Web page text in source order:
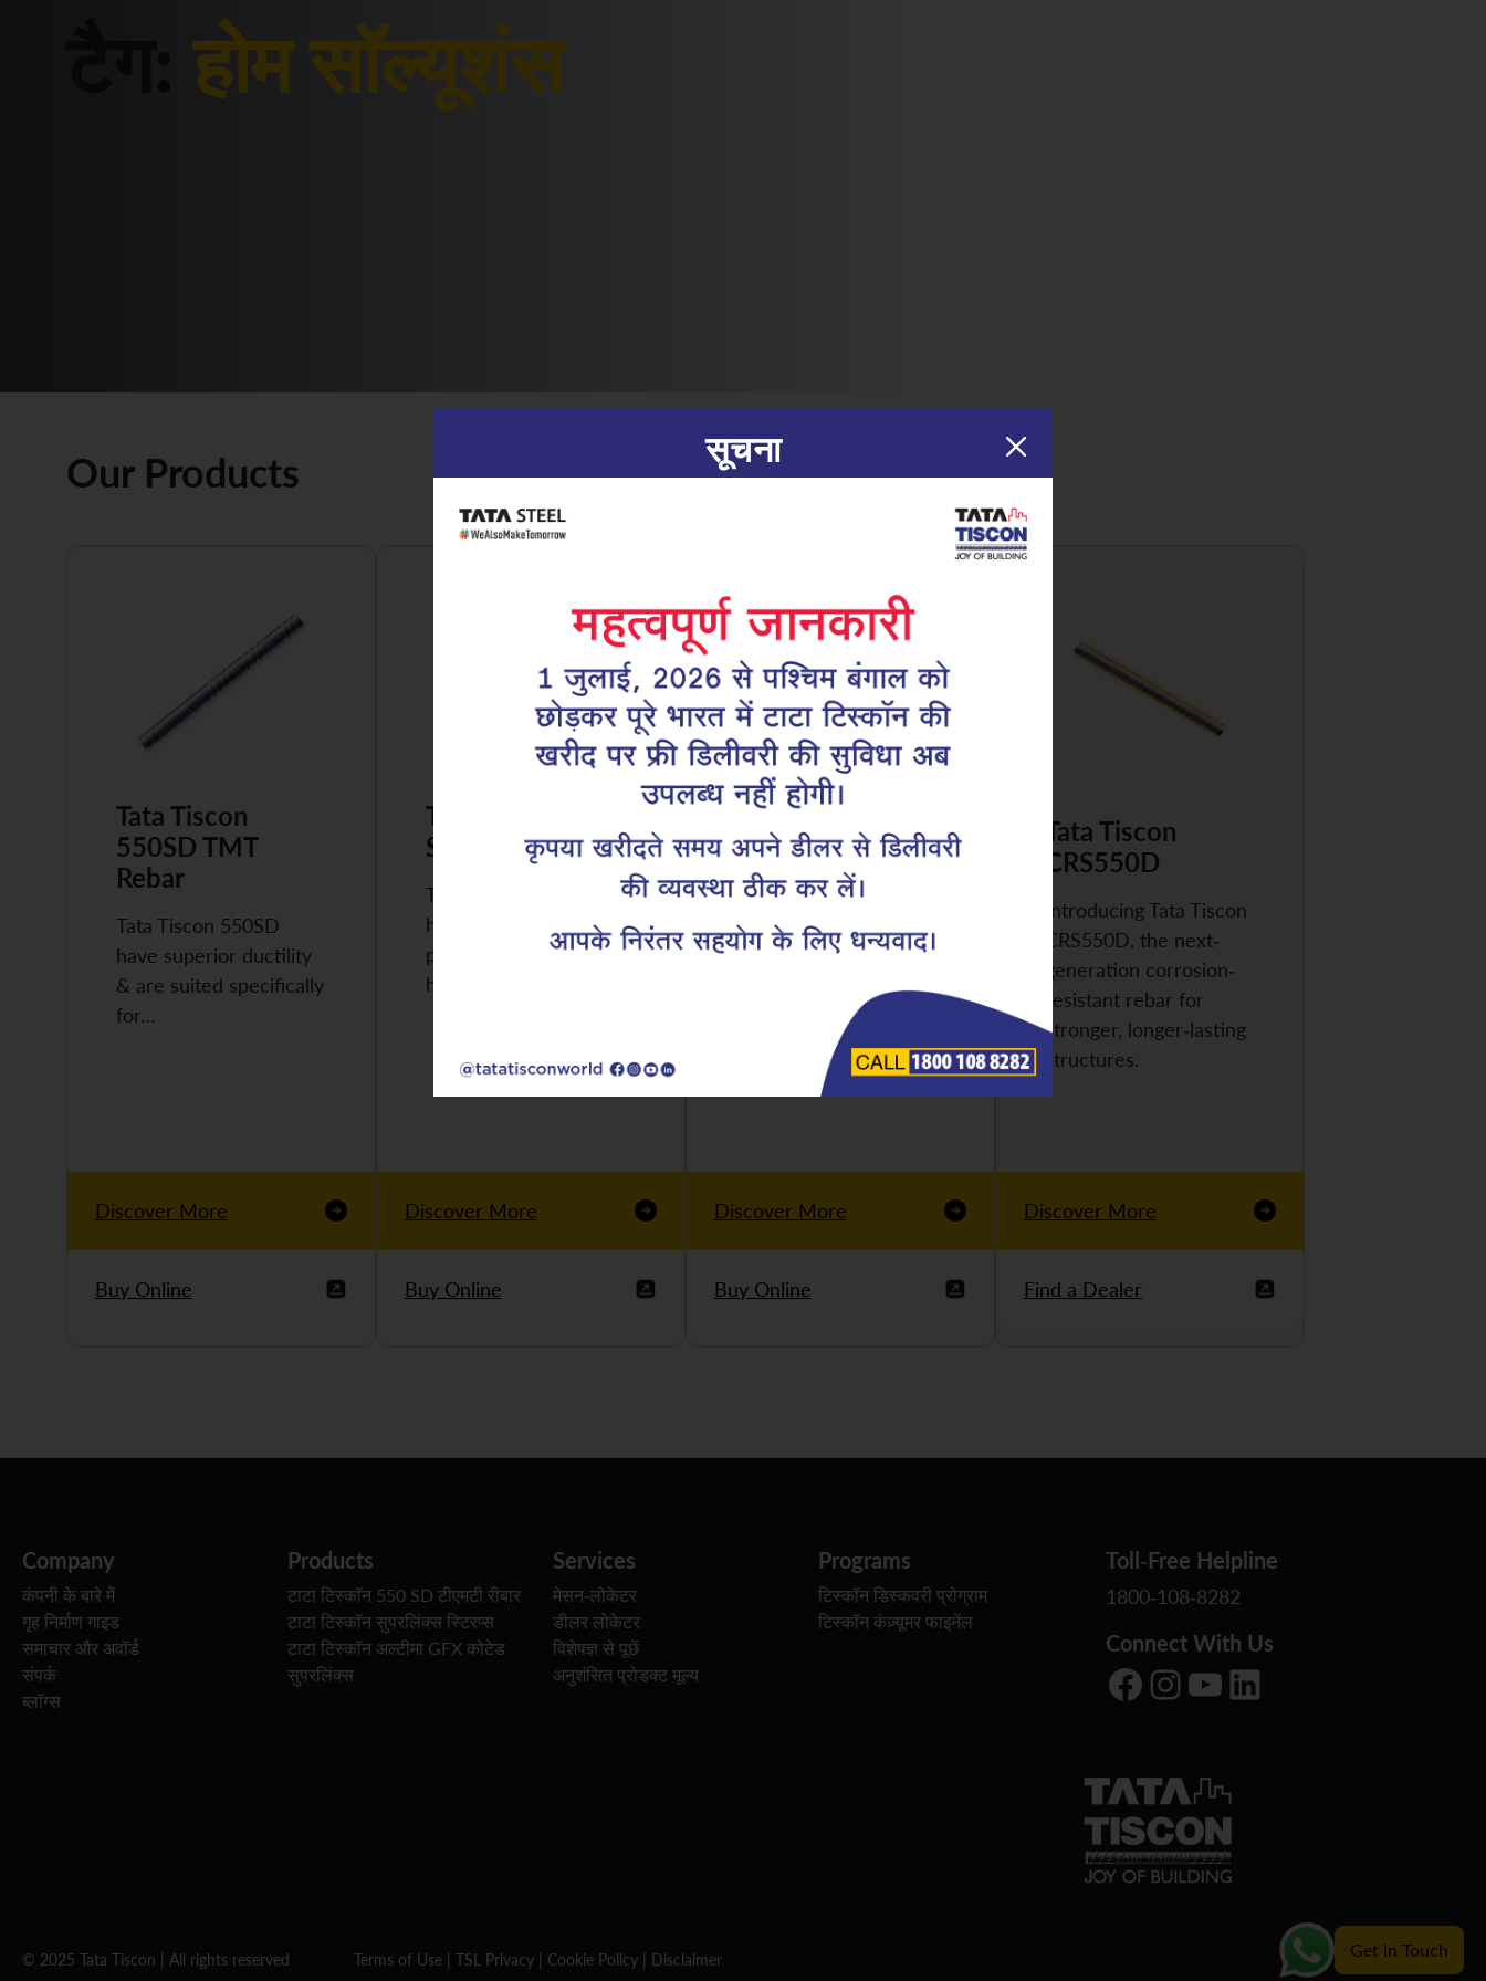
होम सॉल्यूशंस
Our Products
Tata Tiscon
550SD TMT
Rebar
Tata Tiscon 550SD
have superior ductility
& are suited specifically
for…
Discover More
Buy Online
Tata Tiscon
Superlinks
Tata Tiscon 550SD are
highly accurate and
possess uniform ridges,
high…
Discover More
Buy Online
Tata Tiscon GFX
Ultima
Tata Tiscon 550SD are
highly accurate and
possess uniform ridges,
Discover More
Buy Online
Tata Tiscon
CRS550D
Introducing Tata Tiscon
CRS550D, the next-
generation corrosion-
resistant rebar for
stronger, longer-lasting
structures.
Discover More
Find a Dealer
Company
कंपनी के बारे में
गृह निर्माण गाइड
समाचार और अवॉर्ड
संपर्क
ब्लॉग्स
Products
टाटा टिस्कॉन 550 SD टीएमटी रीबार
टाटा टिस्कॉन सुपरलिंक्स स्टिरप्स
टाटा टिस्कॉन अल्टीमा GFX कोटेड
सुपरलिंक्स
Services
मेसन-लोकेटर
डीलर लोकेटर
विशेषज्ञ से पूछें
अनुशंसित प्रोडक्ट मूल्य
Programs
टिस्कॉन डिस्कवरी प्रोग्राम
टिस्कॉन कंज़्यूमर फाइनेंल
Toll-Free Helpline
1800-108-8282
Connect With Us
Facebook Instagram YouTube LinkedIn
© 2025 Tata Tiscon | All rights reserved Terms of Use | TSL Privacy | Cookie Policy | Disclaimer Get In Touch
सूचना